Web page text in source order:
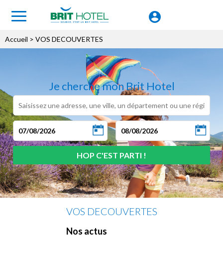
Accueil > VOS DECOUVERTES
Je cherche mon Brit Hotel
VOS DECOUVERTES
Nos actus